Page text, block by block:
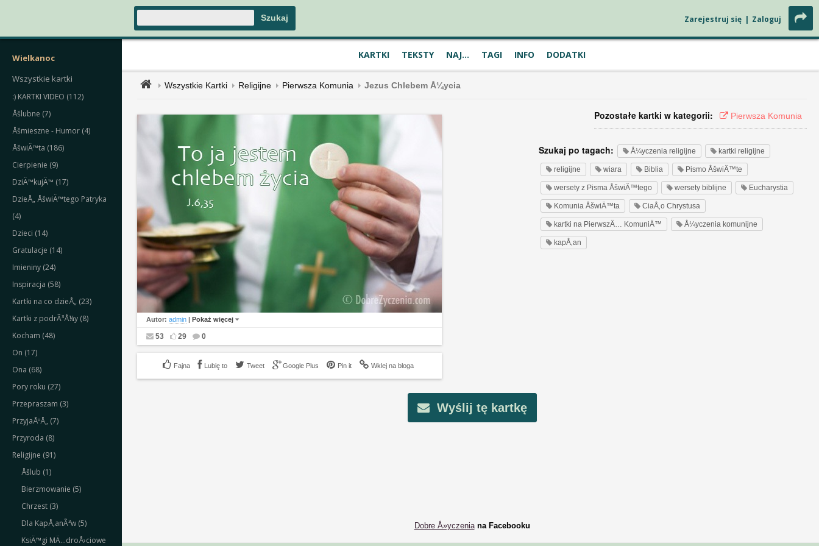
Zarejestruj się | Zaloguj
KARTKI TEKSTY NAJ... TAGI INFO DODATKI
Wielkanoc
Wszystkie kartki
:) KARTKI VIDEO (112)
Åšlubne (7)
Åšmieszne - Humor (4)
ÅšwiÄ™ta (186)
Cierpienie (9)
DziÄ™kujÄ™ (17)
DzieÅ„ ÅšwiÄ™tego Patryka
(4)
Dzieci (14)
Gratulacje (14)
Imieniny (24)
Inspiracja (58)
Kartki na co dzieÅ„ (23)
Kartki z podrÃ³Å¼y (8)
Kocham (48)
On (17)
Ona (68)
Pory roku (27)
Przepraszam (3)
PrzyjaÅºÅ„ (7)
Przyroda (8)
Religijne (91)
Åšlub (1)
Bierzmowanie (5)
Chrzest (3)
Dla KapÅ‚anÃ³w (5)
KsiÄ™gi MÄ…droÅ›ciowe
Wszystkie Kartki Religijne Pierwsza Komunia Jezus Chlebem Å¼ycia
Pozostałe kartki w kategorii: Pierwsza Komunia
Szukaj po tagach: Å¼yczenia religijne kartki religijne
religijne wiara Biblia Pismo ÅšwiÄ™te
wersety z Pisma ÅšwiÄ™tego wersety biblijne Eucharystia
Komunia ÅšwiÄ™ta CiaÅ‚o Chrystusa
kartki na PierwszÄ… KomuniÄ™ Å¼yczenia komunijne
kapÅ‚an
Autor: admin | Pokaż więcej
53 29 0
Lubię to Tweet Google Plus Pin it Wklej na bloga
Wyślij tę kartkę
Dobre Å»yczeniana Facebooku